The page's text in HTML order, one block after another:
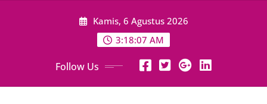
Kamis, 6 Agustus 2026
3:18:08 AM
Follow Us